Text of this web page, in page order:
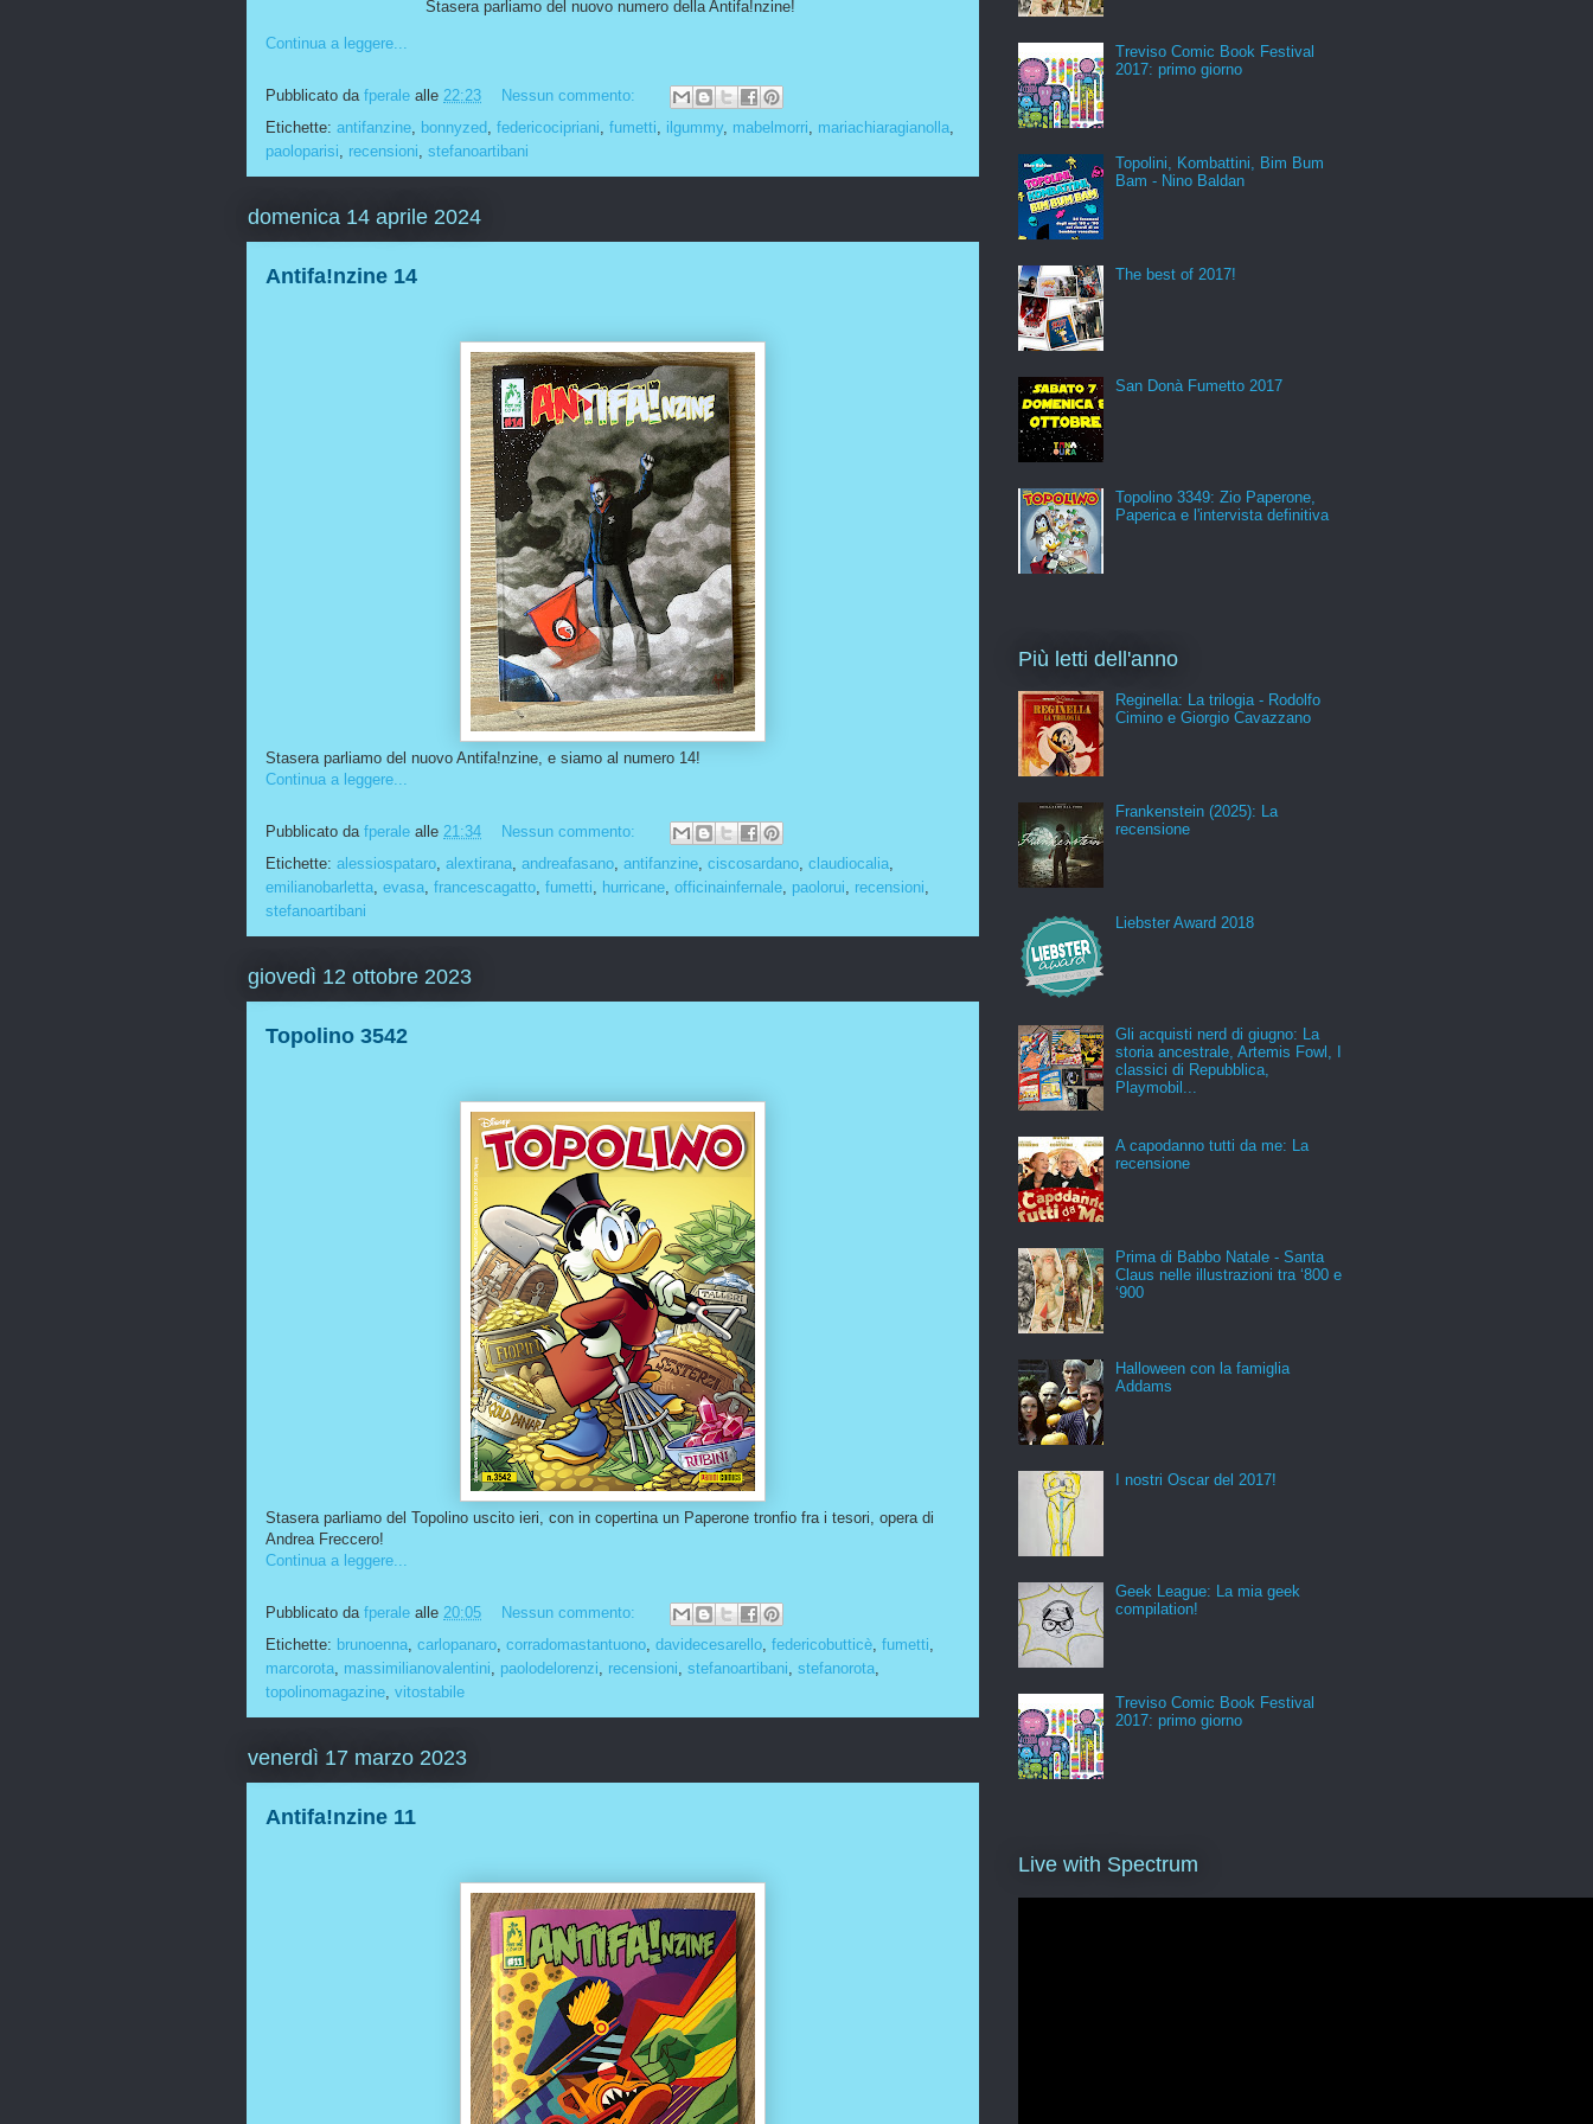
Stasera parliamo del nuovo numero della Antifa!nzine!
Continua a leggere...
Pubblicato da fperale alle 22:23
Nessun commento:
Etichette: antifanzine bonnyzed federicocipriani fumetti ilgummy, mabelmorri mariachiaragianolla
paoloparisi
recensioni stefanoartibani
domenica 14 aprile 2024
Antifa!nzine 14
Stasera parliamo del nuovo Antifa!nzine, e siamo al numero 14!
Continua a leggere...
Pubblicato da fperale alle 21:34
Nessun commento:
Etichette: alessiospataro alextirana andreafasano antifanzine ciscosardano claudiocalia
emilianobarletta evasa francescagatto fumetti hurricane officinainfernale paolorui recensioni
stefanoartibani
giovedì 12 ottobre 2023
Topolino 3542
Stasera parliamo del Topolino uscito ieri, con in copertina un Paperone tronfio fra i tesori, opera di
Andrea Freccero!
Continua a leggere...
Pubblicato da fperale alle 20:05
Nessun commento:
Etichette: brunoenna carlopanaro corradomastantuono davidecesarello federicobutticè fumetti
marcorota massimilianovalentini paolodelorenzi recensioni stefanoartibani stefanorota
topolinomagazine vitostabile
venerdì 17 marzo 2023
Antifa!nzine 11
Treviso Comic Book Festival
2017: primo giorno
Topolini, Kombattini, Bim Bum
Bam - Nino Baldan
The best of 2017!
San Donà Fumetto 2017
Topolino 3349: Zio Paperone,
Paperica e l'intervista definitiva
Più letti dell'anno
Reginella: La trilogia - Rodolfo
Cimino e Giorgio Cavazzano
Frankenstein (2025): La
recensione
Liebster Award 2018
Gli acquisti nerd di giugno: La
storia ancestrale, Artemis Fowl, I
classici di Repubblica,
Playmobil...
A capodanno tutti da me: La
recensione
Prima di Babbo Natale - Santa
Claus nelle illustrazioni tra ‘800 e
‘900
Halloween con la famiglia
Addams
I nostri Oscar del 2017!
Geek League: La mia geek
compilation!
Treviso Comic Book Festival
2017: primo giorno
Live with Spectrum